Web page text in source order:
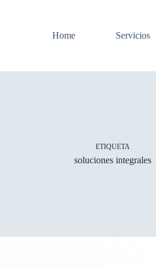
Home
Servicios
ETIQUETA
soluciones integrales